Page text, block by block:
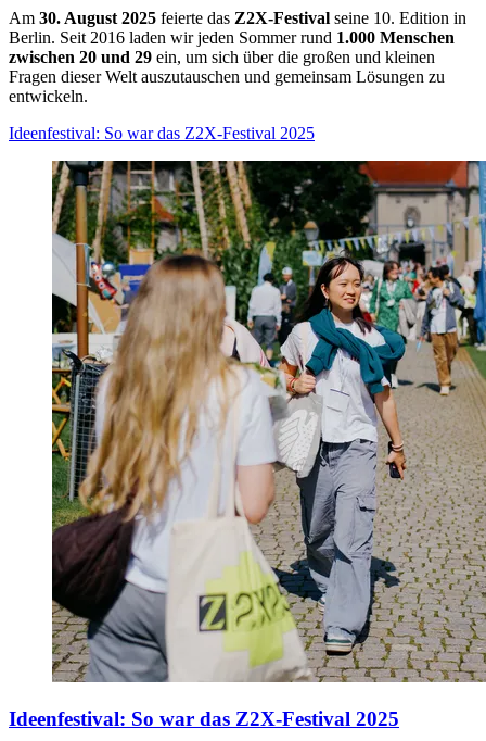
Am 30. August 2025 feierte das Z2X-Festival seine 10. Edition in
Berlin. Seit 2016 laden wir jeden Sommer rund 1.000 Menschen
zwischen 20 und 29 ein, um sich über die großen und kleinen
Fragen dieser Welt auszutauschen und gemeinsam Lösungen zu
entwickeln.
Ideenfestival: So war das Z2X-Festival 2025
Ideenfestival: So war das Z2X-Festival 2025